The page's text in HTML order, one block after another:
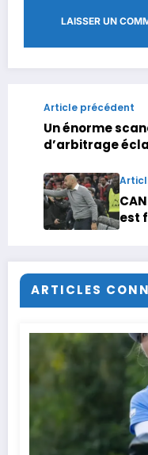
Article précédent
Un énorme
d’arbitrage
est
ARTICLES